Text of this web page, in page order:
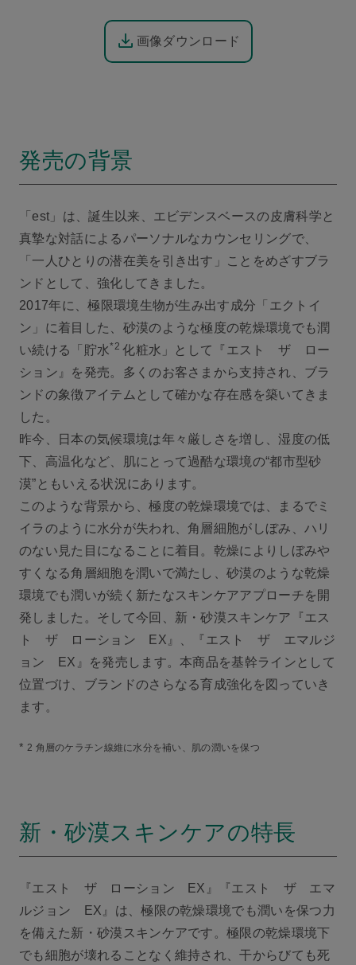
画像ダウンロード
発売の背景
「est」は、誕生以来、エビデンスベースの皮膚科学と
真摯な対話によるパーソナルなカウンセリングで、
「一人ひとりの潜在美を引き出す」ことをめざすブラ
ンドとして、強化してきました。
2017年に、極限環境生物が生み出す成分「エクトイ
ン」に着目した、砂漠のような極度の乾燥環境でも潤
い続ける「貯水*2 化粧水」として『エスト ザ ロー
ション』を発売。多くのお客さまから支持され、ブラ
ンドの象徴アイテムとして確かな存在感を築いてきま
した。
昨今、日本の気候環境は年々厳しさを増し、湿度の低
下、高温化など、肌にとって過酷な環境の“都市型砂
漠”ともいえる状況にあります。
このような背景から、極度の乾燥環境では、まるでミ
イラのように水分が失われ、角層細胞がしぼみ、ハリ
のない見た目になることに着目。乾燥によりしぼみや
すくなる角層細胞を潤いで満たし、砂漠のような乾燥
環境でも潤いが続く新たなスキンケアアプローチを開
発しました。そして今回、新・砂漠スキンケア『エス
ト ザ ローション EX』、『エスト ザ エマルジ
ョン EX』を発売します。本商品を基幹ラインとして
位置づけ、ブランドのさらなる育成強化を図っていき
ます。
* 2 角層のケラチン線維に水分を補い、肌の潤いを保つ
新・砂漠スキンケアの特長
『エスト ザ ローション EX』『エスト ザ エマ
ルジョン EX』は、極限の乾燥環境でも潤いを保つ力
を備えた新・砂漠スキンケアです。極限の乾燥環境下
でも細胞が壊れることなく維持され、干からびても死